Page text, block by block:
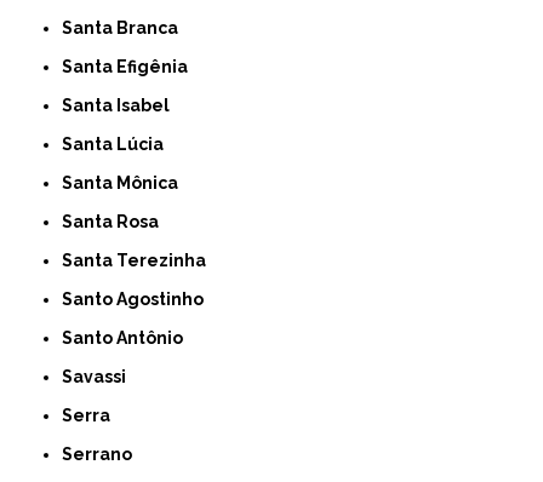
Santa Branca
Santa Efigênia
Santa Isabel
Santa Lúcia
Santa Mônica
Santa Rosa
Santa Terezinha
Santo Agostinho
Santo Antônio
Savassi
Serra
Serrano